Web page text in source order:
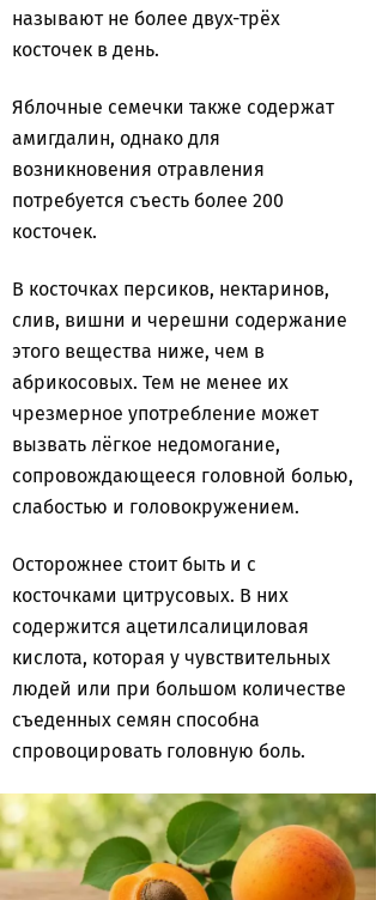
называют не более двух-трёх
косточек в день.
Яблочные семечки также содержат
амигдалин, однако для
возникновения отравления
потребуется съесть более 200
косточек.
В косточках персиков, нектаринов,
слив, вишни и черешни содержание
этого вещества ниже, чем в
абрикосовых. Тем не менее их
чрезмерное употребление может
вызвать лёгкое недомогание,
сопровождающееся головной болью,
слабостью и головокружением.
Осторожнее стоит быть и с
косточками цитрусовых. В них
содержится ацетилсалициловая
кислота, которая у чувствительных
людей или при большом количестве
съеденных семян способна
спровоцировать головную боль.